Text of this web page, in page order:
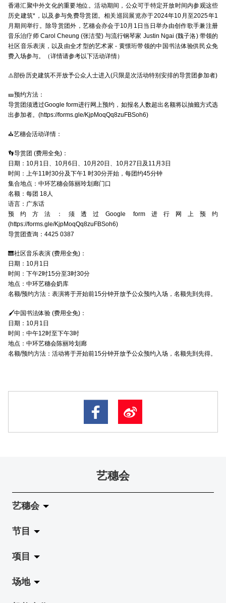
香港汇聚中外文化的重要地位。活动期间，公众可于特定开放时间内参观这些
历史建筑*，以及参与免费导赏团。相关巡回展览亦于2024年10月至2025年1
月期间举行。 除导赏团外，艺穗会亦会于10月1日当日举办由创作歌手兼注册
音乐治疗师 Carol Cheung (张洁莹) 与流行钢琴家 Justin Ngai (魏子洛) 带领的
社区音乐表演，以及由全才型的艺术家 - 黄憬珩带领的中国书法体验供民众免
费入场参与。（详情请参考以下活动详情）
⚠️部份历史建筑不开放予公众人士进入(只限是次活动特别安排的导赏团参加者)
🎫预约方法：
导赏团须透过Google form进行网上预约，如报名人数超出名额将以抽籤方式选
出参加者。(https://forms.gle/KjpMoqQq8zuFBSoh6)
⛪艺穗会活动详情：
👣导赏团 (费用全免)：
日期：10月1日、10月6日、10月20日、10月27日及11月3日
时间：上午11时30分及下午1 时30分开始，每团约45分钟
集合地点：中环艺穗会陈丽玲划廊门口
名额：每团 18人
语言：广东话
预约方法：须透过Google form进行网上预约
(https://forms.gle/KjpMoqQq8zuFBSoh6)
导赏团查询：4425 0387
🎹社区音乐表演 (费用全免)：
日期：10月1日
时间：下午2时15分至3时30分
地点：中环艺穗会奶库
名额/预约方法：表演将于开始前15分钟开放予公众预约入场，名额先到先得。
🖌中国书法体验 (费用全免)：
日期：10月1日
时间：中午12时至下午3时
地点：中环艺穗会陈丽玲划廊
名额/预约方法：活动将于开始前15分钟开放予公众预约入场，名额先到先得。
艺穗会
艺穗会
关于艺穗会
艺穗会的演化
使命与宗旨
节目
拉阔
展览
项目
Jazz-Go-Central, Jazz-Go-Fringe
场地